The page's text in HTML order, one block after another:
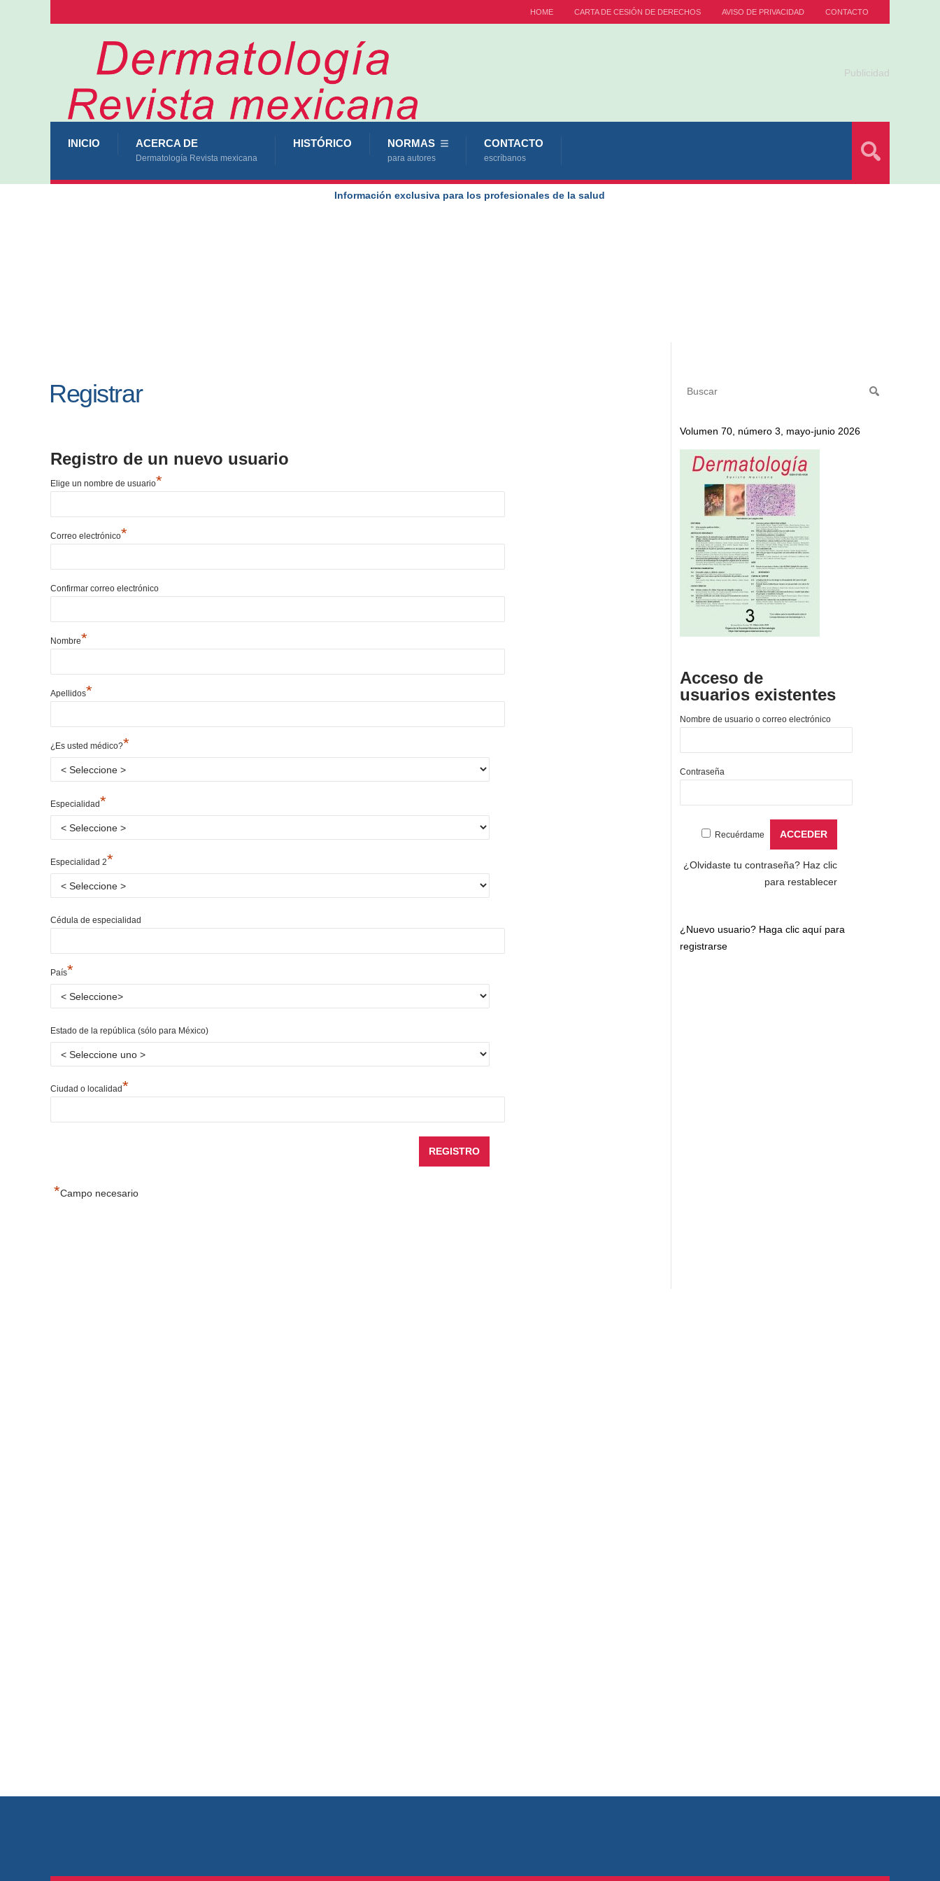
HOME CARTA DE CESIÓN DE DERECHOS AVISO DE PRIVACIDAD CONTACTO
Publicidad
INICIO ACERCA DE
Dermatología Revista mexicana
HISTÓRICO NORMAS
para autores
CONTACTO
escríbanos
Información exclusiva para los profesionales de la salud
Registrar
Registro de un nuevo usuario
Elige un nombre de usuario*
Correo electrónico*
Confirmar correo electrónico
Nombre*
Apellidos*
¿Es usted médico?*
Especialidad*
Especialidad 2*
Cédula de especialidad
País*
Estado de la república (sólo para México)
Ciudad o localidad*
*Campo necesario
Volumen 70, número 3, mayo-junio 2026
Acceso de
usuarios existentes
Nombre de usuario o correo electrónico
Contraseña
Recuérdame
¿Olvidaste tu contraseña? Haz clic
para restablecer
¿Nuevo usuario? Haga clic aquí para
registrarse